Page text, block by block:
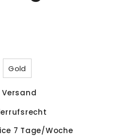
Gold
7 Tage/Woche